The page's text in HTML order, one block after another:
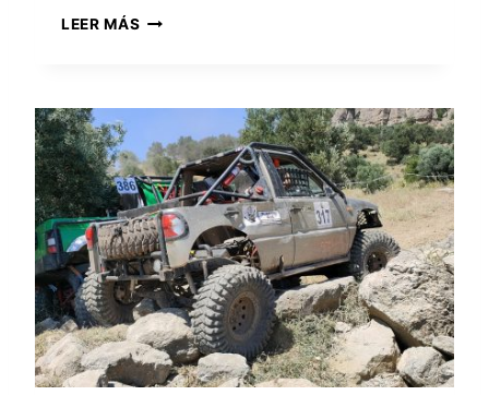
N
T
E
G
O
R
Í
A
E
X
T
R
O
S
A
D
A
T
E
M
P
O
R
A
LEER MÁS
L
D
E
C
A
M
P
E
O
N
E
S